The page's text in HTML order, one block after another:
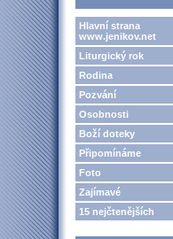
Hlavní strana
www.jenikov.net
Liturgický rok
Rodina
Pozvání
Osobnosti
Boží doteky
Připomínáme
Foto
Zajímavé
15 nejčtenějších